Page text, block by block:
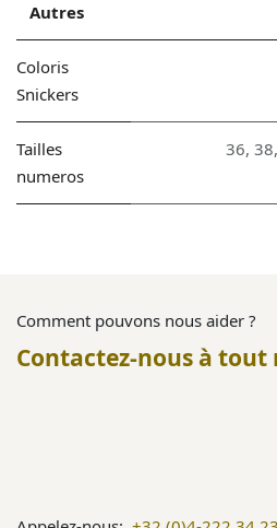
Autres
Coloris
Snickers
Tailles
numeros
36, 38,
Comment pouvons nous aider ?
Contactez-nous à